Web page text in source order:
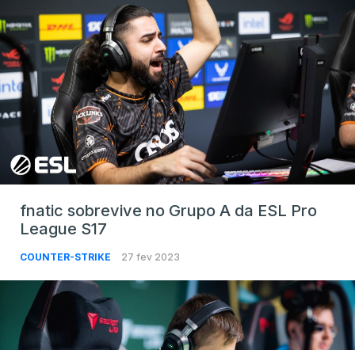
fnatic sobrevive no Grupo A da ESL Pro
League S17
COUNTER-STRIKE 27 fev 2023